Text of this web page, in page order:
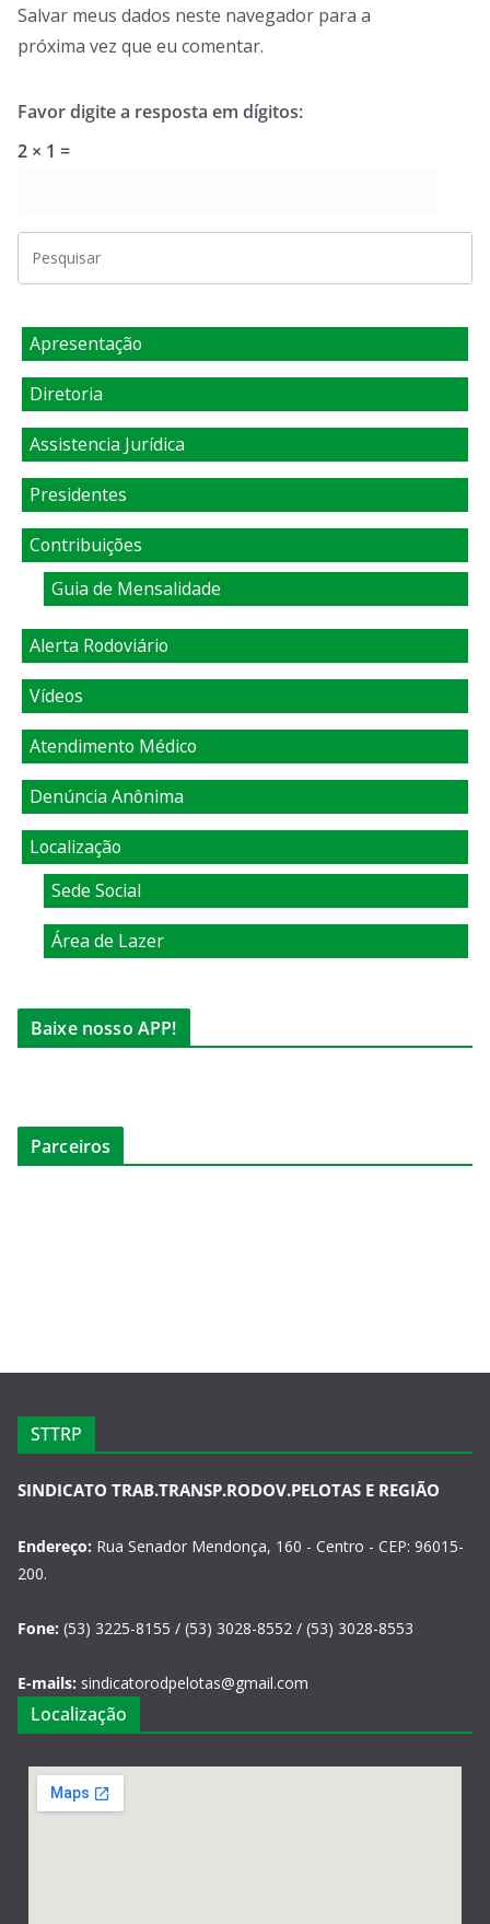
Salvar meus dados neste navegador para a
próxima vez que eu comentar.
Favor digite a resposta em dígitos:
2 × 1 =
Apresentação
Diretoria
Assistencia Jurídica
Presidentes
Contribuições
Guia de Mensalidade
Alerta Rodoviário
Vídeos
Atendimento Médico
Denúncia Anônima
Localização
Sede Social
Área de Lazer
Baixe nosso APP!
Parceiros
STTRP
SINDICATO TRAB.TRANSP.RODOV.PELOTAS E REGIÃO
Endereço: Rua Senador Mendonça, 160 - Centro - CEP: 96015-
200.
Fone: (53) 3225-8155 / (53) 3028-8552 / (53) 3028-8553
E-mails: sindicatorodpelotas@gmail.com
Localização